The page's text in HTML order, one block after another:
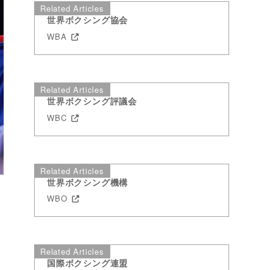
Related Articles
世界ボクシング協会
WBA
Related Articles
世界ボクシング評議会
WBC
Related Articles
世界ボクシング機構
WBO
Related Articles
国際ボクシング連盟